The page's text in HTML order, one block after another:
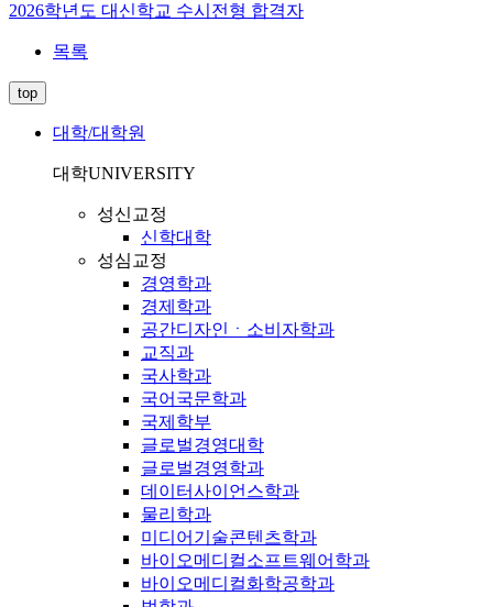
2026학년도 대신학교 수시전형 합격자
목록
top
대학/대학원
대학UNIVERSITY
성신교정
신학대학
성심교정
경영학과
경제학과
공간디자인ㆍ소비자학과
교직과
국사학과
국어국문학과
국제학부
글로벌경영대학
글로벌경영학과
데이터사이언스학과
물리학과
미디어기술콘텐츠학과
바이오메디컬소프트웨어학과
바이오메디컬화학공학과